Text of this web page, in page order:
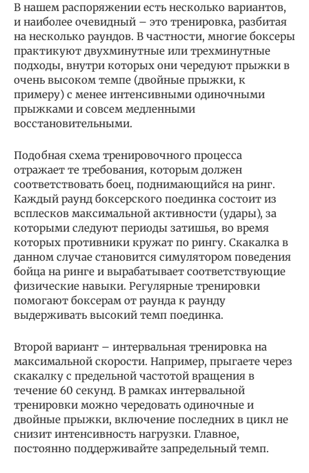
В нашем распоряжении есть несколько вариантов,
и наиболее очевидный – это тренировка, разбитая
на несколько раундов. В частности, многие боксеры
практикуют двухминутные или трехминутные
подходы, внутри которых они чередуют прыжки в
очень высоком темпе (двойные прыжки, к
примеру) с менее интенсивными одиночными
прыжками и совсем медленными
восстановительными.
Подобная схема тренировочного процесса
отражает те требования, которым должен
соответствовать боец, поднимающийся на ринг.
Каждый раунд боксерского поединка состоит из
всплесков максимальной активности (удары), за
которыми следуют периоды затишья, во время
которых противники кружат по рингу. Скакалка в
данном случае становится симулятором поведения
бойца на ринге и вырабатывает соответствующие
физические навыки. Регулярные тренировки
помогают боксерам от раунда к раунду
выдерживать высокий темп поединка.
Второй вариант – интервальная тренировка на
максимальной скорости. Например, прыгаете через
скакалку с предельной частотой вращения в
течение 60 секунд. В рамках интервальной
тренировки можно чередовать одиночные и
двойные прыжки, включение последних в цикл не
снизит интенсивность нагрузки. Главное,
постоянно поддерживайте запредельный темп.